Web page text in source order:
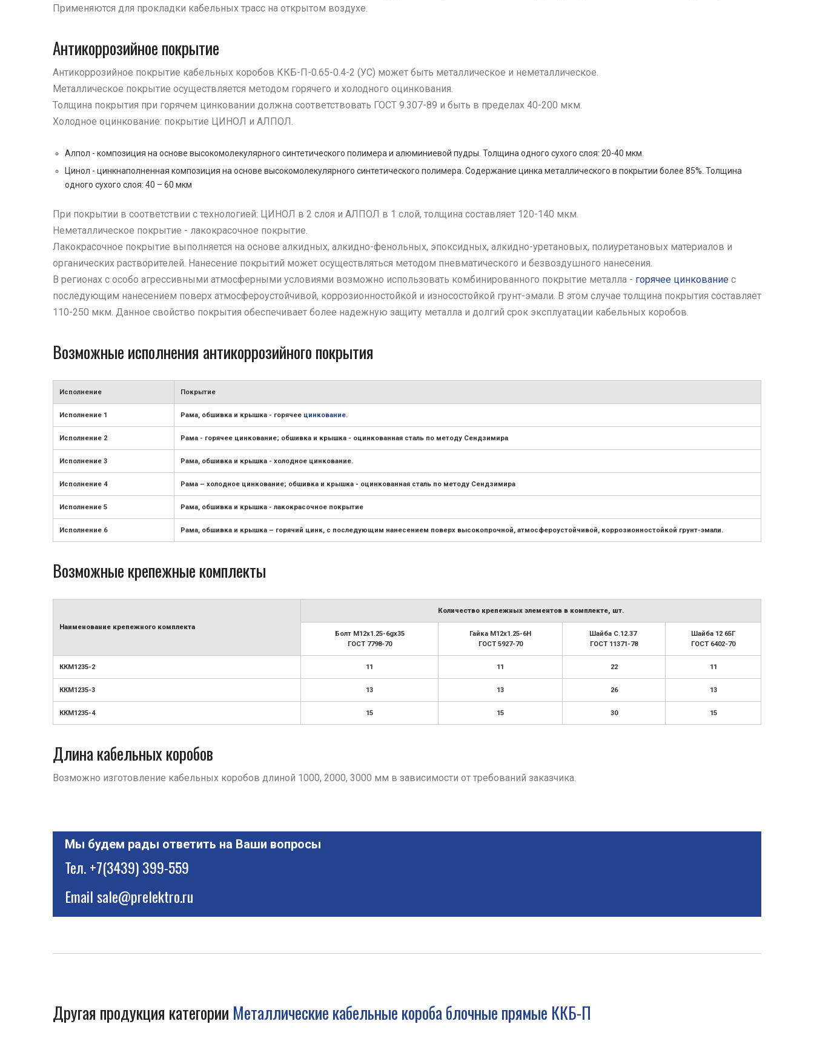
Применяются для прокладки кабельных трасс на открытом воздухе.
Антикоррозийное покрытие
Антикоррозийное покрытие кабельных коробов ККБ-П-0.65-0.4-2 (УС) может быть металлическое и неметаллическое.
Металлическое покрытие осуществляется методом горячего и холодного оцинкования.
Толщина покрытия при горячем цинковании должна соответствовать ГОСТ 9.307-89 и быть в пределах 40-200 мкм.
Холодное оцинкование: покрытие ЦИНОЛ и АЛПОЛ.
Алпол - композиция на основе высокомолекулярного синтетического полимера и алюминиевой пудры. Толщина одного сухого слоя: 20-40 мкм.
Цинол - цинкнаполненная композиция на основе высокомолекулярного синтетического полимера. Содержание цинка металлического в покрытии более 85%. Толщина
одного сухого слоя: 40 – 60 мкм
При покрытии в соответствии с технологией: ЦИНОЛ в 2 слоя и АЛПОЛ в 1 слой, толщина составляет 120-140 мкм.
Неметаллическое покрытие - лакокрасочное покрытие.
Лакокрасочное покрытие выполняется на основе алкидных, алкидно-фенольных, эпоксидных, алкидно-уретановых, полиуретановых материалов и
органических растворителей. Нанесение покрытий может осуществляться методом пневматического и безвоздушного нанесения.
В регионах с особо агрессивными атмосферными условиями возможно использовать комбинированного покрытие металла - горячее цинкование с
последующим нанесением поверх атмосфероустойчивой, коррозионностойкой и износостойкой грунт-эмали. В этом случае толщина покрытия составляет
110-250 мкм. Данное свойство покрытия обеспечивает более надежную защиту металла и долгий срок эксплуатации кабельных коробов.
Возможные исполнения антикоррозийного покрытия
Исполнение Покрытие
Исполнение 1 Рама, обшивка и крышка - горячее цинкование.
Исполнение 2 Рама - горячее цинкование; обшивка и крышка - оцинкованная сталь по методу Сендзимира
Исполнение 3 Рама, обшивка и крышка - холодное цинкование.
Исполнение 4 Рама – холодное цинкование; обшивка и крышка - оцинкованная сталь по методу Сендзимира
Исполнение 5 Рама, обшивка и крышка - лакокрасочное покрытие
Исполнение 6 Рама, обшивка и крышка – горячий цинк, с последующим нанесением поверх высокопрочной, атмосфероустойчивой, коррозионностойкой грунт-эмали.
Возможные крепежные комплекты
Наименование крепежного комплекта
Количество крепежных элементов в комплекте, шт.
Болт М12х1.25-6gx35
ГОСТ 7798-70
Гайка М12х1.25-6H
ГОСТ 5927-70
Шайба С.12.37
ГОСТ 11371-78
Шайба 12 65Г
ГОСТ 6402-70
ККМ1235-2 11 11 22 11
ККМ1235-3 13 13 26 13
ККМ1235-4 15 15 30 15
Длина кабельных коробов
Возможно изготовление кабельных коробов длиной 1000, 2000, 3000 мм в зависимости от требований заказчика.
Мы будем рады ответить на Ваши вопросы
Тел.+7(3439) 399-559
Emailsale@prelektro.ru
Другая продукция категории Металлические кабельные короба блочные прямые ККБ-П